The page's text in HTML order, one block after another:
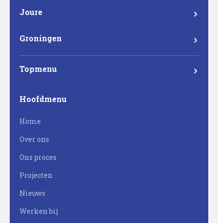
1317 NZ Almere
Joure
8501 XC Joure
Groningen
Hoofdmenu
Home
Over ons
Ons proces
Projecten
Nieuws
Werken bij
Topmenu
Bouw
Milieutechniek
Werken bij Mateboer